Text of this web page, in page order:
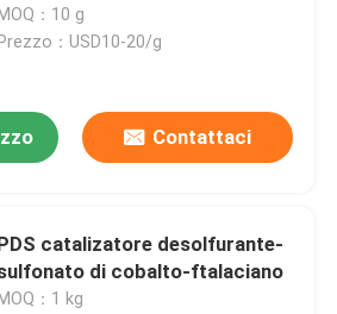
：10 g
：USD10-20/g
Contattaci
catalizatore desolfurante-
di cobalto-ftalaciano
：1 kg